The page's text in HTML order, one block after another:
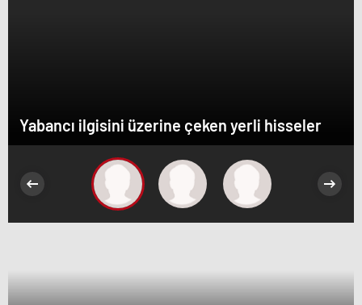
Yabancı ilgisini üzerine çeken yerli hisseler